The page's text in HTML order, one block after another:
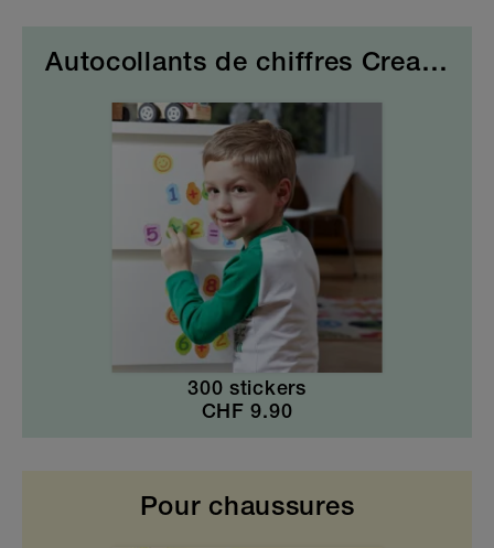
Autocollants de chiffres Creative Kids
300 stickers
CHF 9.90
Pour chaussures